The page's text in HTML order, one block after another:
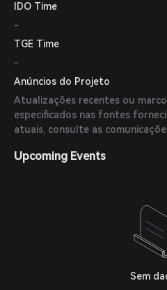
IDO Time
-
TGE Time
-
Anúncios do Projeto
Atualizações recentes ou
especificados nas fontes
atuais, consulte as
Upcoming Events
Sem